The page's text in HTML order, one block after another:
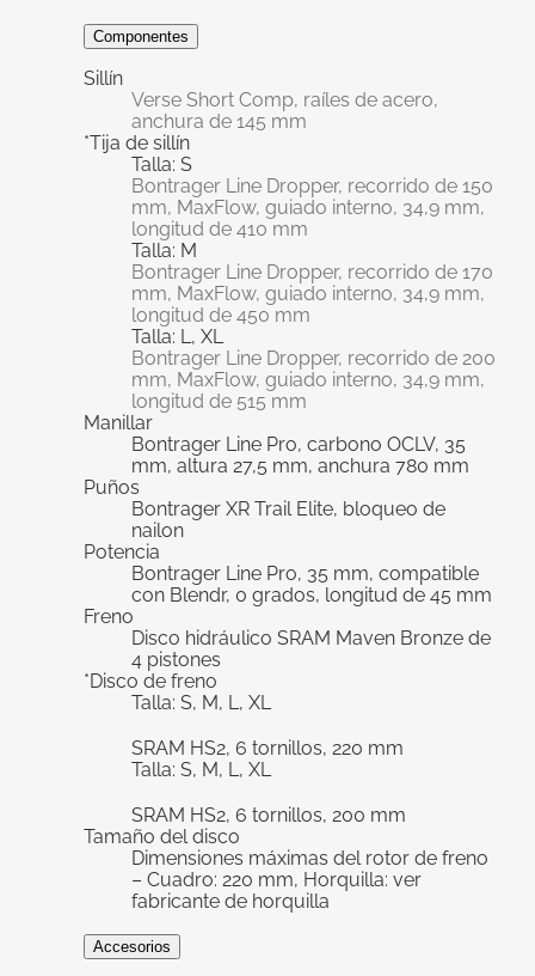
Componentes
Sillín
Verse Short Comp, raíles de acero,
anchura de 145 mm
*Tija de sillín
Talla: S
Bontrager Line Dropper, recorrido de 150
mm, MaxFlow, guiado interno, 34,9 mm,
longitud de 410 mm
Talla: M
Bontrager Line Dropper, recorrido de 170
mm, MaxFlow, guiado interno, 34,9 mm,
longitud de 450 mm
Talla: L, XL
Bontrager Line Dropper, recorrido de 200
mm, MaxFlow, guiado interno, 34,9 mm,
longitud de 515 mm
Manillar
Bontrager Line Pro, carbono OCLV, 35
mm, altura 27,5 mm, anchura 780 mm
Puños
Bontrager XR Trail Elite, bloqueo de
nailon
Potencia
Bontrager Line Pro, 35 mm, compatible
con Blendr, 0 grados, longitud de 45 mm
Freno
Disco hidráulico SRAM Maven Bronze de
4 pistones
*Disco de freno
Talla: S, M, L, XL
SRAM HS2, 6 tornillos, 220 mm
Talla: S, M, L, XL
SRAM HS2, 6 tornillos, 200 mm
Tamaño del disco
Dimensiones máximas del rotor de freno
– Cuadro: 220 mm, Horquilla: ver
fabricante de horquilla
Accesorios